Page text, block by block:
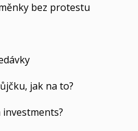
bez protestu
jak na to?
investments?